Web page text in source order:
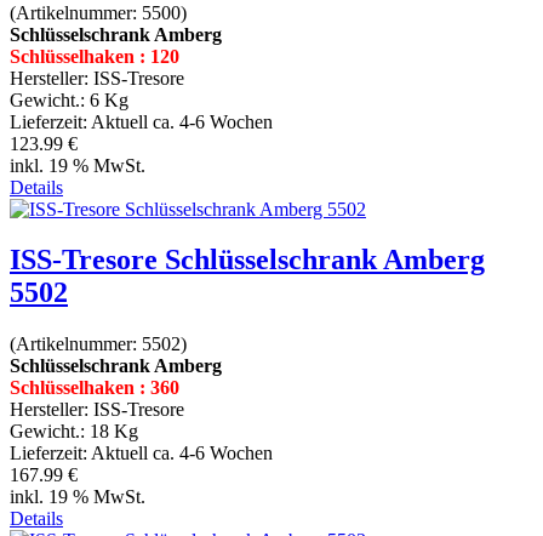
(Artikelnummer: 5500)
Schlüsselschrank Amberg
Schlüsselhaken : 120
Hersteller: ISS-Tresore
Gewicht.: 6 Kg
Lieferzeit: Aktuell ca. 4-6 Wochen
123.99 €
inkl. 19 % MwSt.
Details
ISS-Tresore Schlüsselschrank Amberg
5502
(Artikelnummer: 5502)
Schlüsselschrank Amberg
Schlüsselhaken : 360
Hersteller: ISS-Tresore
Gewicht.: 18 Kg
Lieferzeit: Aktuell ca. 4-6 Wochen
167.99 €
inkl. 19 % MwSt.
Details